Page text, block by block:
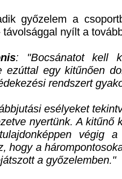
győzelem a
nyílt a
:
Bocsánatot kell
ezúttal egy kitűnően
rendszert
esélyeket
nyertünk. A kitűnő
végig
hogy a
a győzelemben.